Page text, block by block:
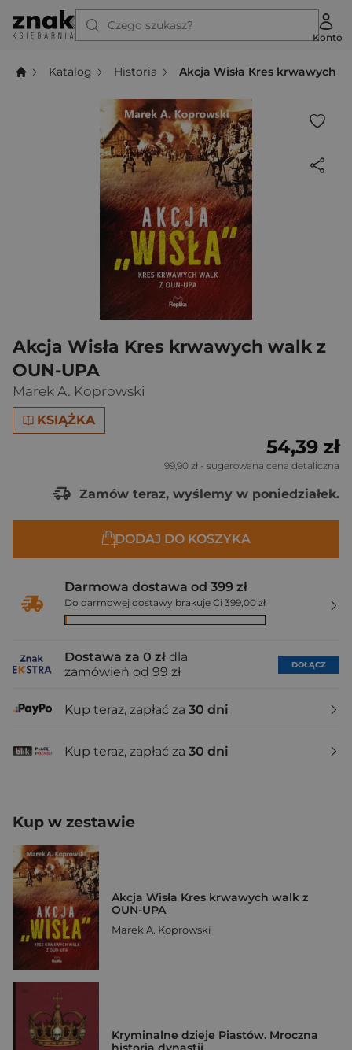
Czego szukasz?
Konto
Katalog Historia Akcja Wisła Kres krwawych
Akcja Wisła Kres krwawych walk z
OUN-UPA
Marek A. Koprowski
KSIĄŻKA
54,39 zł
99,90 zł - sugerowana cena detaliczna
Zamów teraz, wyślemy w poniedziałek.
DODAJ DO KOSZYKA
Darmowa dostawa od 399 zł
Do darmowej dostawy brakuje Ci 399,00 zł
Dostawa za 0 zł dla
zamówień od 99 zł
DOŁĄCZ
Kup teraz, zapłać za 30 dni
Kup teraz, zapłać za 30 dni
Kup w zestawie
Akcja Wisła Kres krwawych walk z
OUN-UPA
Marek A. Koprowski
Kryminalne dzieje Piastów. Mroczna